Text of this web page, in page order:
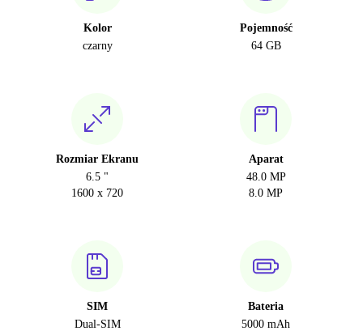
Kolor
czarny
Pojemność
64 GB
Rozmiar Ekranu
6.5 "
1600 x 720
Aparat
48.0 MP
8.0 MP
SIM
Dual-SIM
Bateria
5000 mAh